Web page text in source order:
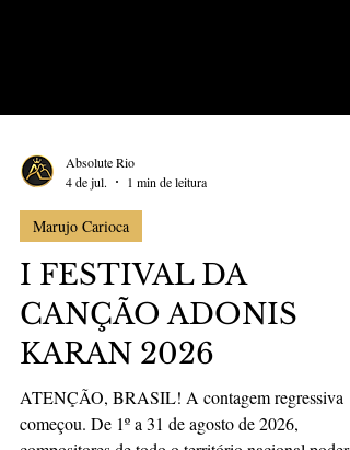
Absolute Rio
4 de jul.
1 min de leitura
Marujo Carioca
I FESTIVAL DA
CANÇÃO ADONIS
KARAN 2026